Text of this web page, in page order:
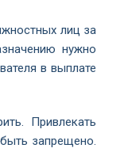
лиц за
нужно
в выплате
Привлекать
запрещено.